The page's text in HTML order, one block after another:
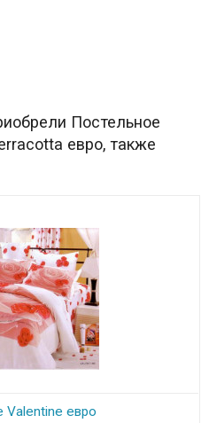
Постельное
евро, также
Valentine евро